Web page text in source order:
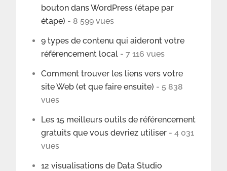
bouton dans WordPress (étape par
étape) - 8 599 vues
9 types de contenu qui aideront votre
référencement local - 7 116 vues
Comment trouver les liens vers votre
site Web (et que faire ensuite) - 5 838
vues
Les 15 meilleurs outils de référencement
gratuits que vous devriez utiliser - 4 031
vues
12 visualisations de Data Studio